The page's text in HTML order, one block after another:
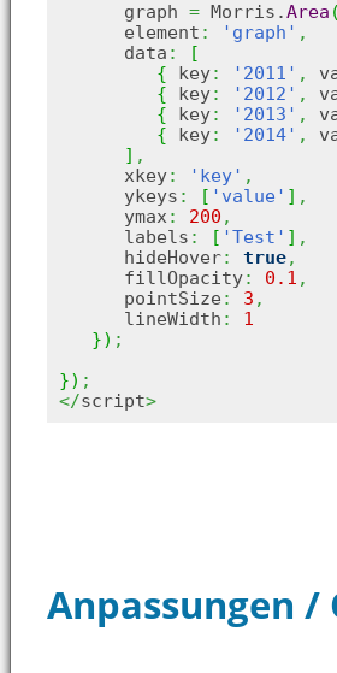
      graph
= Morris.Area (
      element
: 'graph' ,
      data
:
[
{ key: '2011' ,
{ key: '2012' ,
{ key: '2013' ,
{ key: '2014' ,
] ,
      xkey
: 'key' ,
      ykeys
: [ 'value' ] ,
      ymax
: 200 ,
      labels
: [ 'Test' ] ,
      hideHover
: true,
      fillOpacity
: 0.1 ,
      pointSize
: 3 ,
      lineWidth
:
1
}) ;
}) ;
</script>
Anpassungen /